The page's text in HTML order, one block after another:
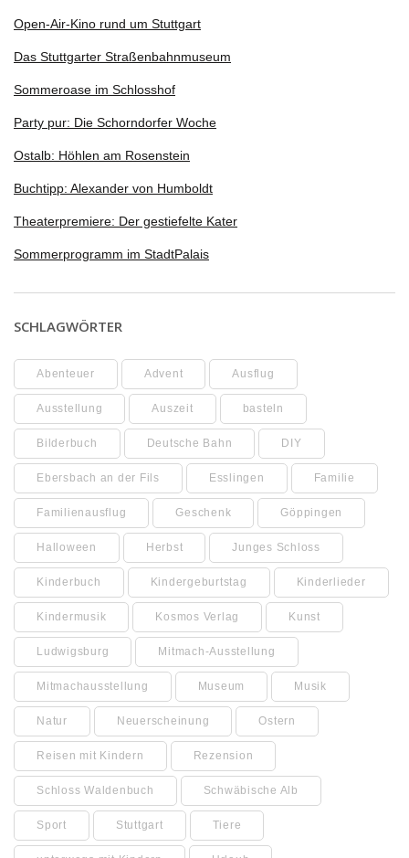
Open-Air-Kino rund um Stuttgart
Das Stuttgarter Straßenbahnmuseum
Sommeroase im Schlosshof
Party pur: Die Schorndorfer Woche
Ostalb: Höhlen am Rosenstein
Buchtipp: Alexander von Humboldt
Theaterpremiere: Der gestiefelte Kater
Sommerprogramm im StadtPalais
SCHLAGWÖRTER
Abenteuer Advent Ausflug
Ausstellung Auszeit basteln
Bilderbuch Deutsche Bahn DIY
Ebersbach an der Fils Esslingen Familie
Familienausflug Geschenk Göppingen
Halloween Herbst Junges Schloss
Kinderbuch Kindergeburtstag Kinderlieder
Kindermusik Kosmos Verlag Kunst
Ludwigsburg Mitmach-Ausstellung
Mitmachausstellung Museum Musik
Natur Neuerscheinung Ostern
Reisen mit Kindern Rezension
Schloss Waldenbuch Schwäbische Alb
Sport Stuttgart Tiere